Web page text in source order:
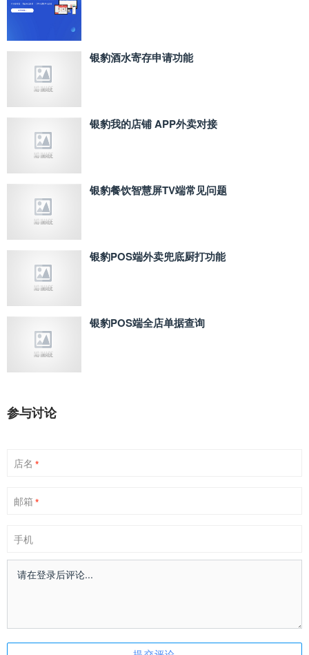
银豹酒水寄存申请功能
银豹我的店铺 APP外卖对接
银豹餐饮智慧屏TV端常见问题
银豹POS端外卖兜底厨打功能
银豹POS端全店单据查询
参与讨论
店名 *
邮箱 *
手机